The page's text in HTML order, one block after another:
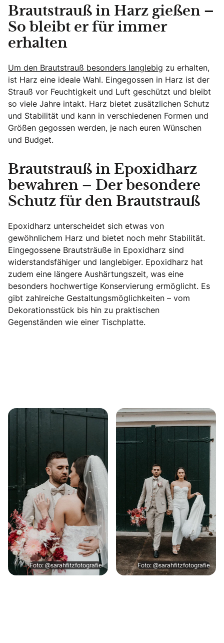
Brautstrauß in Harz gießen –
So bleibt er für immer
erhalten
Um den Brautstrauß besonders langlebig zu erhalten,
ist Harz eine ideale Wahl. Eingegossen in Harz ist der
Strauß vor Feuchtigkeit und Luft geschützt und bleibt
so viele Jahre intakt. Harz bietet zusätzlichen Schutz
und Stabilität und kann in verschiedenen Formen und
Größen gegossen werden, je nach euren Wünschen
und Budget.
Brautstrauß in Epoxidharz
bewahren – Der besondere
Schutz für den Brautstrauß
Epoxidharz unterscheidet sich etwas von
gewöhnlichem Harz und bietet noch mehr Stabilität.
Eingegossene Brautsträuße in Epoxidharz sind
widerstandsfähiger und langlebiger. Epoxidharz hat
zudem eine längere Aushärtungszeit, was eine
besonders hochwertige Konservierung ermöglicht. Es
gibt zahlreiche Gestaltungsmöglichkeiten – vom
Dekorationsstück bis hin zu praktischen
Gegenständen wie einer Tischplatte.
Foto: @sarahfitzfotografie Foto: @sarahfitzfotografie